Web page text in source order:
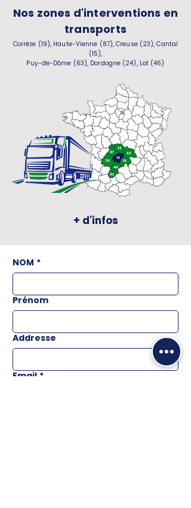
Nos zones d'interventions en
transports
Corrèze (19), Haute-Vienne (87), Creuse (23), Cantal
(15),
Puy-de-Dôme (63), Dordogne (24), Lot (46)
+ d'infos
NOM *
Prénom
Addresse
Email *